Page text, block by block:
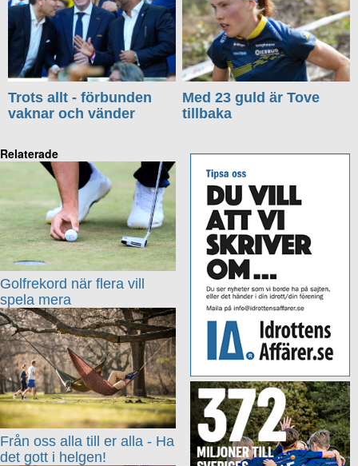
Trots allt - förbunden
vaknar och vänder
Med 23 guld är Tove
tillbaka
Relaterade
Golfrekord när flera vill
spela mera
Från oss alla till er alla - Ha
det gott i helgen!